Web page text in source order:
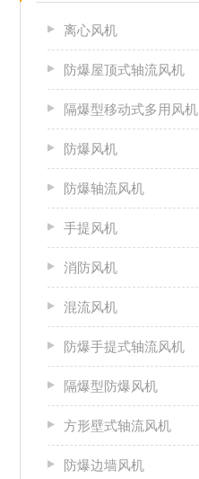
离心风机
防爆屋顶式轴流风机
隔爆型移动式多用风机
防爆风机
防爆轴流风机
手提风机
消防风机
混流风机
防爆手提式轴流风机
隔爆型防爆风机
方形壁式轴流风机
防爆边墙风机